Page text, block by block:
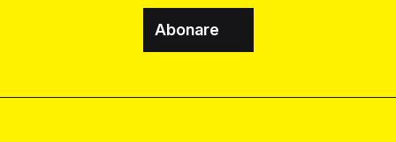
Abonare